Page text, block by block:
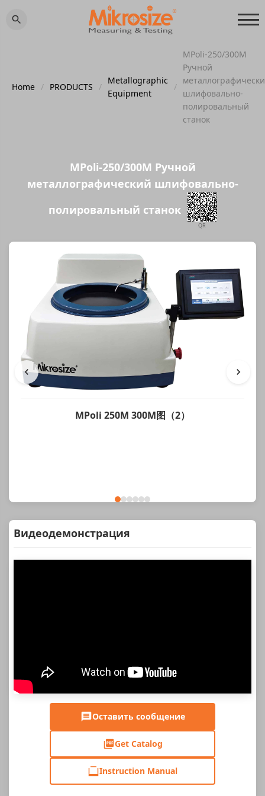
Home / PRODUCTS /
Metallographic
Equipment
/
MPoli-250/300M
Ручной
шлифовально-
полировальный
станок
MPoli-250/300M Ручной
металлографический шлифовально-
полировальный станок
QR
MPoli 250M 300M图（2）
Видеодемонстрация
Оставить сообщение
Get Catalog
Instruction Manual